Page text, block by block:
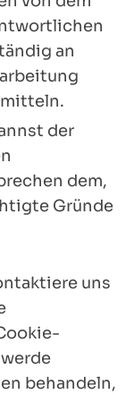
an
der
dem,
Gründe
uns
behandeln,